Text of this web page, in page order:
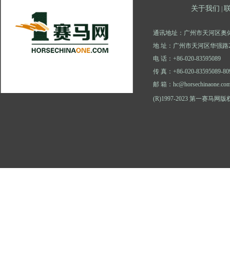
关于我们
通讯地址：广州市天河区奥
地 址：广州市天河区华强路
电 话：+86-020-83595089
传 真：+86-020-83595089-
邮 箱：
(R)1997-2023 第一赛马网版